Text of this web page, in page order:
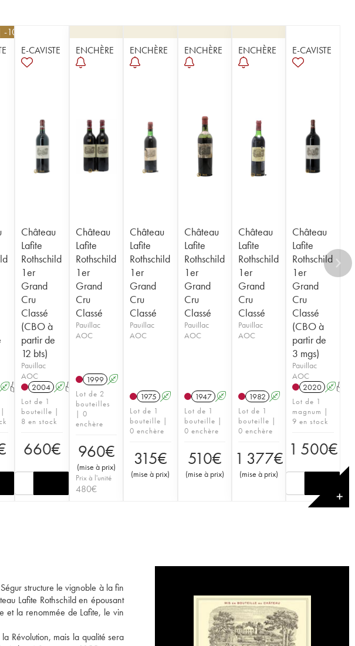
T
E-CAVISTE
Château
Lafite
Rothschild
1er
Grand
Cru
Classé
(CBO à
partir de
12 bts)
Pauillac
AOC
2004 AT
Lot de 1
bouteille |
8 en stock
660€
ENCHÈRE
Château
Lafite
Rothschild
1er
Grand
Cru
Classé
Pauillac
AOC
1999 A
Lot de 2
bouteilles
| 0
enchère
960€
(mise à prix)
Prix à l'unité
480€
ENCHÈRE
Château
Lafite
Rothschild
1er
Grand
Cru
Classé
Pauillac
AOC
1975 A
Lot de 1
bouteille |
0 enchère
315€
(mise à prix)
ENCHÈRE
Château
Lafite
Rothschild
1er
Grand
Cru
Classé
Pauillac
AOC
1947 A
Lot de 1
bouteille |
0 enchère
510€
(mise à prix)
ENCHÈRE
Château
Lafite
Rothschild
1er
Grand
Cru
Classé
Pauillac
AOC
1982 A
Lot de 1
bouteille |
0 enchère
1 377€
(mise à prix)
E-CAVISTE
Château
Lafite
Rothschild
1er
Grand
Cru
Classé
(CBO à
partir de
3 mgs)
Pauillac
AOC
2020 AT
Lot de 1
magnum |
9 en stock
1 500€
✕
structure le vignoble à la fin
Lafite Rothschild en épousant
et la renommée de Lafite, le vin
Révolution, mais la qualité sera